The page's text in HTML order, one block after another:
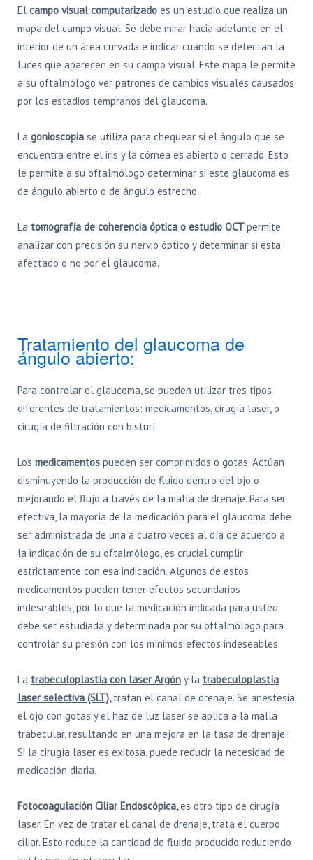
El campo visual computarizado es un estudio que realiza un
mapa del campo visual. Se debe mirar hacia adelante en el
interior de un área curvada e indicar cuando se detectan la
luces que aparecen en su campo visual. Este mapa le permite
a su oftalmólogo ver patrones de cambios visuales causados
por los estadios tempranos del glaucoma.
La gonioscopia se utiliza para chequear si el ángulo que se
encuentra entre el iris y la córnea es abierto o cerrado. Esto
le permite a su oftalmólogo determinar si este glaucoma es
de ángulo abierto o de ángulo estrecho.
La tomografía de coherencia óptica o estudio OCTpermite
analizar con precisión su nervio óptico y determinar si esta
afectado o no por el glaucoma.
Tratamiento del glaucoma de
ángulo abierto:
Para controlar el glaucoma, se pueden utilizar tres tipos
diferentes de tratamientos: medicamentos, cirugía laser, o
cirugía de filtración con bisturí.
Los medicamentos pueden ser comprimidos o gotas. Actúan
disminuyendo la producción de fluido dentro del ojo o
mejorando el flujo a través de la malla de drenaje. Para ser
efectiva, la mayoría de la medicación para el glaucoma debe
ser administrada de una a cuatro veces al día de acuerdo a
la indicación de su oftalmólogo, es crucial cumplir
estrictamente con esa indicación. Algunos de estos
medicamentos pueden tener efectos secundarios
indeseables, por lo que la medicación indicada para usted
debe ser estudiada y determinada por su oftalmólogo para
controlar su presión con los mínimos efectos indeseables.
La trabeculoplastía con laser Argón y la trabeculoplastía
laser selectiva (SLT),tratan el canal de drenaje. Se anestesia
el ojo con gotas y el haz de luz laser se aplica a la malla
trabecular, resultando en una mejora en la tasa de drenaje.
Si la cirugía laser es exitosa, puede reducir la necesidad de
medicación diaria.
Fotocoagulación Ciliar Endoscópica,es otro tipo de cirugía
laser. En vez de tratar el canal de drenaje, trata el cuerpo
ciliar. Esto reduce la cantidad de fluido producido reduciendo